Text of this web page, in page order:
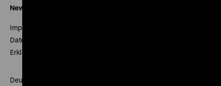
Newsletter
Impressum
Datenschutz
Erklärung digitale Barrierefreiheit
Deutsches Historisches Museum